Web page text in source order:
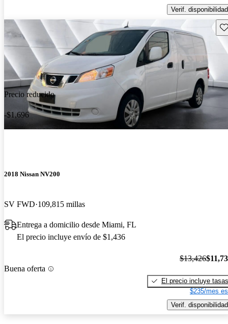
Verif. disponibilidad
Precio reducido
-$1,696
2018 Nissan NV200
SV FWD 109,815 millas
Entrega a domicilio desde Miami, FL
El precio incluye envío de $1,436
Buena oferta
$13,426
El precio incluye tasas
$235/mes
Verif. disponibilidad